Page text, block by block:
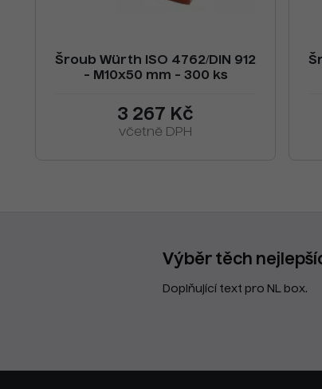
Šroub Würth ISO 4762/DIN 912
- M10x50 mm - 300 ks
3 267 Kč
včetně DPH
Výběr těch
Doplňující text pro NL box.